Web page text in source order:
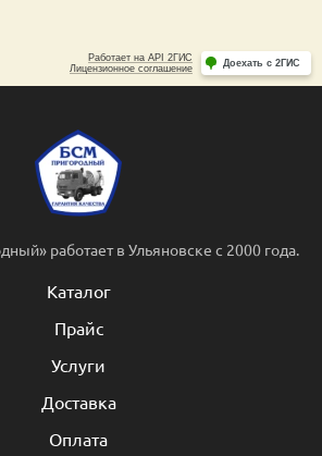
работает в Ульяновске с 2000 года.
Каталог
Прайс
Услуги
Доставка
Оплата